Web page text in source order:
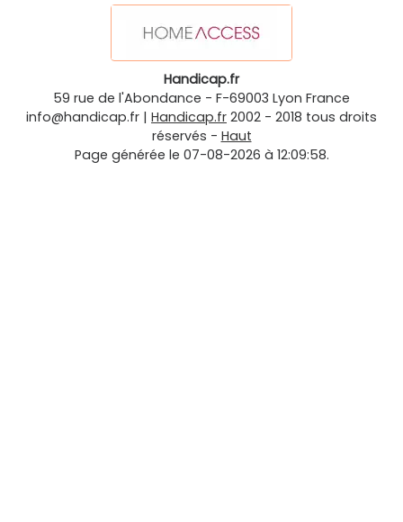
Handicap.fr
59 rue de l'Abondance - F-69003 Lyon France
info@handicap.fr | Handicap.fr 2002 - 2018 tous droits
réservés - Haut
Page générée le 07-08-2026 à 12:09:58.